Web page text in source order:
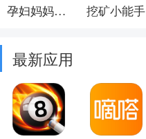
孕妇妈妈日记 挖矿小能手
最新应用